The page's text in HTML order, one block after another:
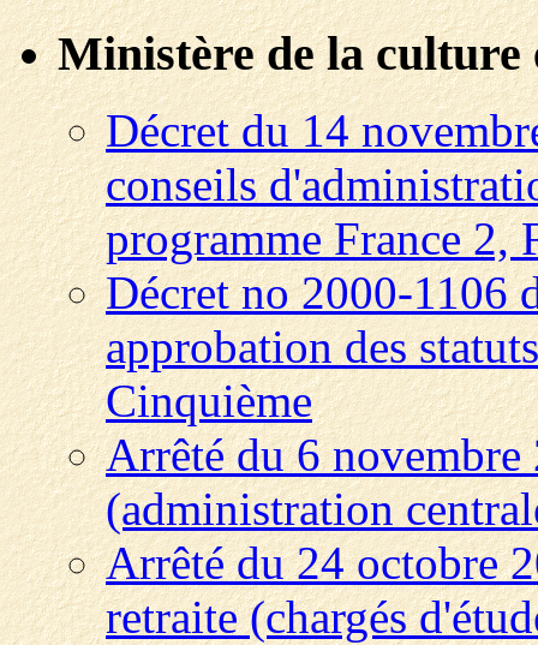
Ministère de la culture
Décret du 14
conseils
programme France 2,
Décret no 2000-1106
approbation des
Cinquième
Arrêté du 6
(administration
Arrêté du 24 octobre
retraite (chargés